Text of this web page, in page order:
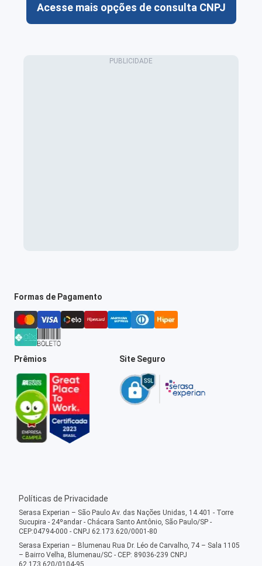
Acesse mais opções de consulta CNPJ
Formas de Pagamento
Prêmios Site Seguro
Políticas de Privacidade
Serasa Experian – São Paulo Av. das Nações Unidas, 14.401 - Torre
Sucupira - 24ºandar - Chácara Santo Antônio, São Paulo/SP -
CEP:04794-000 - CNPJ 62.173.620/0001-80
Serasa Experian – Blumenau Rua Dr. Léo de Carvalho, 74 – Sala 1105
– Bairro Velha, Blumenau/SC - CEP: 89036-239 CNPJ
62.173.620/0104-95